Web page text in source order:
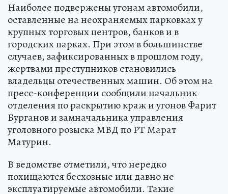
Наиболее подвержены угонам автомобили,
оставленные на неохраняемых парковках у
крупных торговых центров, банков и в
городских парках. При этом в большинстве
случаев, зафиксированных в прошлом году,
жертвами преступников становились
владельцы отечественных машин. Об этом на
пресс-конференции сообщили начальник
отделения по раскрытию краж и угонов Фарит
Бурганов и замначальника управления
уголовного розыска МВД по РТ Марат
Матурин.
В ведомстве отметили, что нередко
похищаются бесхозные или давно не
эксплуатируемые автомобили. Такие